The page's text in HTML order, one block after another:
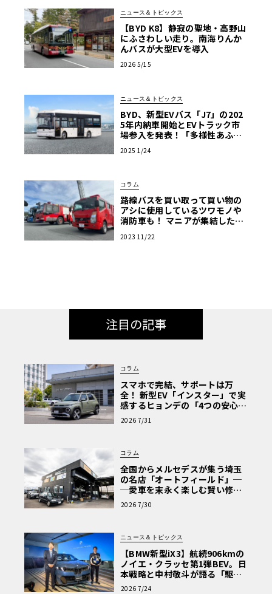
ニュース＆トピックス
【BYD K8】静寂の聖地・高野山
にふさわしい走り。南海りんか
んバスが大型EVを導入
2026 5/15
ニュース＆トピックス
BYD、新型EVバス「J7」の202
5年内納車開始とEVトラック市
場参入を発表！「多様性あふれ
2025 1/24
コラム
路線バスを買い取って買い物の
アシに使用しているツワモノや
消防車も！ マニアが集結した商
2023 11/22
注目の記事
コラム
スマホで完結、サポートは万
全！ 新型EV「インスター」で実
感するヒョンデの「4つの安心」
【第1回・ヒョンデ6つの疑問：
Why? Hyundai?】〈PR〉
2026 7/31
コラム
全国からメルセデスが集う埼玉
の名店「オートフィールド」─
─愛車を末永く楽しむ賢い修理
術と、プロがフックス製オイル
を選ぶ理由〈PR〉
2026 7/30
ニュース＆トピックス
【BMW新型iX3】航続906kmの
ノイエ・クラッセ第1弾BEV。日
本戦略と中村敬斗が語る「駆け
ぬける歓び」
2026 7/24